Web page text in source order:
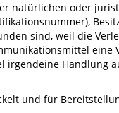
natürlichen oder
sind, weil die
Handlung
und für